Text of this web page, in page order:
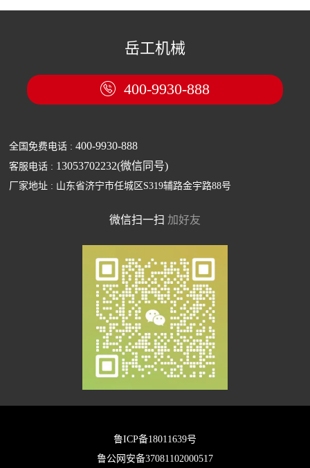
岳工机械
 400-9930-888
全国免费电话 :400-9930-888
客服电话 : 13053702232(微信同号)
厂家地址 : 山东省济宁市任城区S319辅路金宇路88号
微信扫一扫 加好友
鲁ICP备18011639号
鲁公网安备37081102000517